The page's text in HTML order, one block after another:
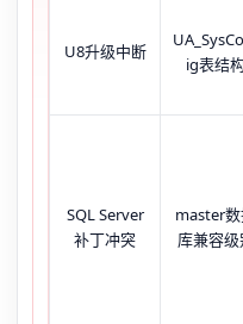
U8升级中断
ig表结
SQL Server
补丁冲突
master
库兼容级